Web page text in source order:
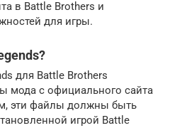
в Battle Brothers и
для игры.
для Battle Brothers
мода с официального сайта
эти файлы должны быть
игрой Battle